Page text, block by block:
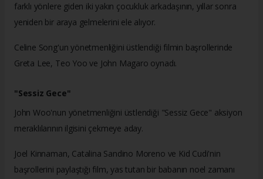
farklı yönlere giden iki yakın çocukluk arkadaşının, yıllar sonra
yeniden bir araya gelmelerini ele alıyor.
Celine Song'un yönetmenliğini üstlendiği filmin başrollerinde
Greta Lee, Teo Yoo ve John Magaro oynadı.
"Sessiz Gece"
John Woo'nun yönetmenliğini üstlendiği "Sessiz Gece" aksiyon
meraklılarının ilgisini çekmeye aday.
Joel Kinnaman, Catalina Sandino Moreno ve Kid Cudi'nin
başrollerini paylaştığı film, yas tutan bir babanın noel zamanı